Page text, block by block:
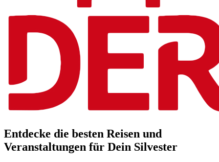
Entdecke die besten Reisen und
Veranstaltungen für Dein Silvester